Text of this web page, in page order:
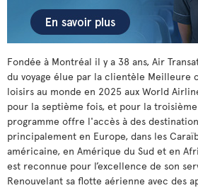
Fondée à Montréal il y a 38 ans, Air
du voyage élue par la clientèle Meilleure
loisirs au monde en 2025 aux World
pour la septième fois, et pour la
programme offre l'accès à des
principalement en Europe, dans les
américaine, en Amérique du Sud et en
est reconnue pour l’excellence de son
Renouvelant sa flotte aérienne avec des